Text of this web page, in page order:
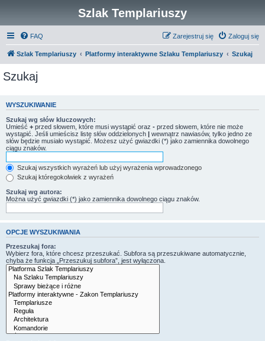
Szlak Templariuszy
FAQ Zaloguj się
Zarejestruj się
Szlak Templariuszy Platformy interaktywne Szlaku Templariuszy Szukaj
Szukaj
WYSZUKIWANIE
Szukaj wg słów kluczowych:
Umieść + przed słowem, które musi wystąpić oraz - przed słowem, które nie może
wystąpić. Jeśli umieścisz listę słów oddzielonych | wewnątrz nawiasów, tylko jedno ze
słów będzie musiało wystąpić. Możesz użyć gwiazdki (*) jako zamiennika dowolnego
ciągu znaków.
Szukaj wszystkich wyrażeń lub użyj wyrażenia wprowadzonego
Szukaj któregokolwiek z wyrażeń
Szukaj wg autora:
Można użyć gwiazdki (*) jako zamiennika dowolnego ciągu znaków.
OPCJE WYSZUKIWANIA
Przeszukaj fora:
Wybierz fora, które chcesz przeszukać. Subfora są przeszukiwane automatycznie,
chyba że funkcja „Przeszukuj subfora”, jest wyłączona.